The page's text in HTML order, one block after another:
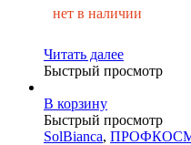
нет в наличии
Читать далее
Быстрый просмотр
В корзину
Быстрый просмотр
SolBianca,